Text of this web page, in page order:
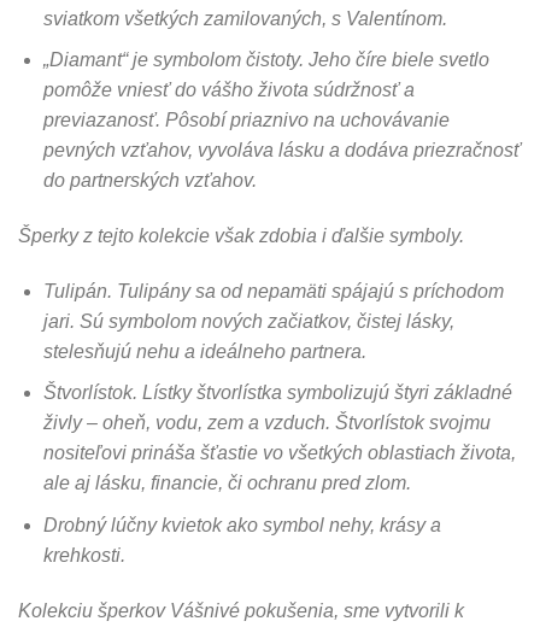
sviatkom všetkých zamilovaných, s Valentínom.
„Diamant“ je symbolom čistoty. Jeho číre biele svetlo
pomôže vniesť do vášho života súdržnosť a
previazanosť. Pôsobí priaznivo na uchovávanie
pevných vzťahov, vyvoláva lásku a dodáva priezračnosť
do partnerských vzťahov.
Šperky z tejto kolekcie však zdobia i ďalšie symboly.
Tulipán. Tulipány sa od nepamäti spájajú s príchodom
jari. Sú symbolom nových začiatkov, čistej lásky,
stelesňujú nehu a ideálneho partnera.
Štvorlístok. Lístky štvorlístka symbolizujú štyri základné
živly – oheň, vodu, zem a vzduch. Štvorlístok svojmu
nositeľovi prináša šťastie vo všetkých oblastiach života,
ale aj lásku, financie, či ochranu pred zlom.
Drobný lúčny kvietok ako symbol nehy, krásy a
krehkosti.
Kolekciu šperkov Vášnivé pokušenia, sme vytvorili k